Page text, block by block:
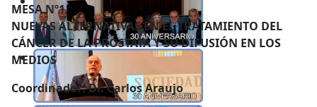
MESA Nº1
NUEVAS ALTERNATIVAS EN EL TRATAMIENTO DEL
CÁNCER DE LA PRÓSTATA Y SU DIFUSIÓN EN LOS
MEDIOS
Coordinador: Dr. Carlos Araujo